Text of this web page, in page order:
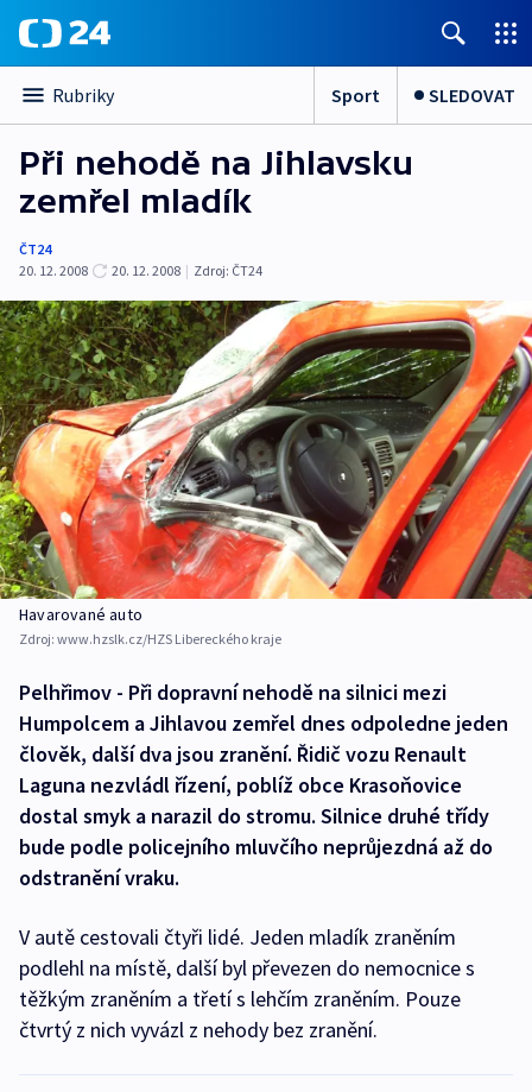
Rubriky Sport SLEDOVAT
Při nehodě na Jihlavsku
zemřel mladík
ČT24
20. 12. 2008
20. 12. 2008 | Zdroj: ČT24
Havarované auto
Zdroj: www.hzslk.cz/HZS Libereckého kraje
Pelhřimov - Při dopravní nehodě na silnici mezi
Humpolcem a Jihlavou zemřel dnes odpoledne jeden
člověk, další dva jsou zranění. Řidič vozu Renault
Laguna nezvládl řízení, poblíž obce Krasoňovice
dostal smyk a narazil do stromu. Silnice druhé třídy
bude podle policejního mluvčího neprůjezdná až do
odstranění vraku.
V autě cestovali čtyři lidé. Jeden mladík zraněním
podlehl na místě, další byl převezen do nemocnice s
těžkým zraněním a třetí s lehčím zraněním. Pouze
čtvrtý z nich vyvázl z nehody bez zranění.